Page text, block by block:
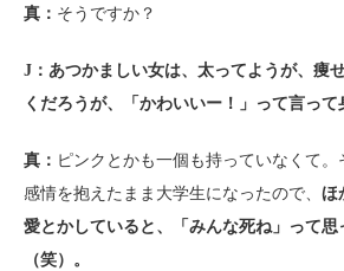
真： そうですか？
J： あつかましい女は、太ってようが、痩
くだろうが、「かわいいー！」って言って
真： ピンクとかも一個も持っていなくて。
感情を抱えたまま大学生になったので、 ほ
愛とかしていると、「みんな死ね」って思
（笑）。